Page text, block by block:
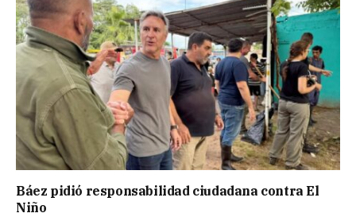
Báez pidió responsabilidad ciudadana contra El
Niño